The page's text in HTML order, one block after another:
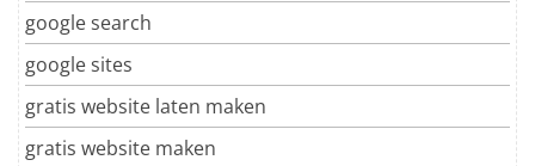
google search
google sites
gratis website laten maken
gratis website maken